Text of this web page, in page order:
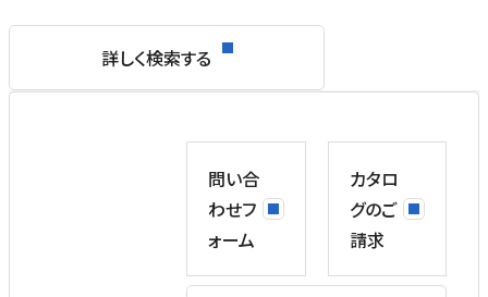
詳しく検索する
問い合
わせフ
ォーム
カタロ
グのご
請求